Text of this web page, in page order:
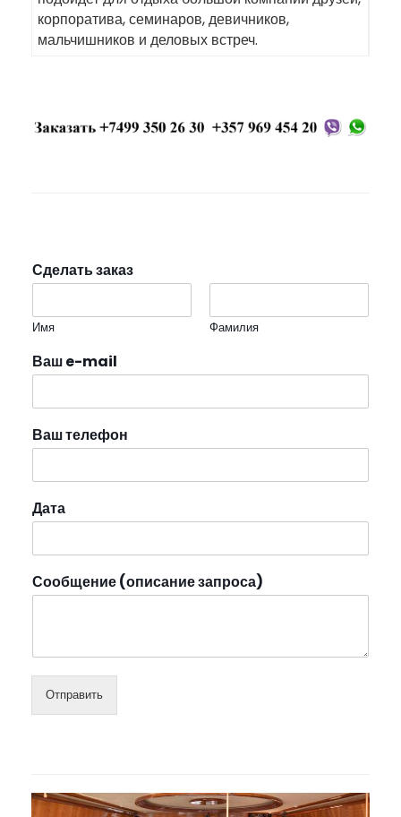
корпоратива, семинаров, девичников,
мальчишников и деловых встреч.
Сделать заказ
Имя Фамилия
Ваш e-mail
Ваш телефон
Дата
Сообщение (описание запроса)
Отправить